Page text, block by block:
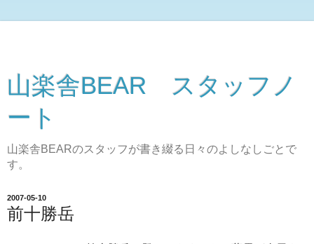
山楽舎BEAR スタッフノ
ート
山楽舎BEARのスタッフが書き綴る日々のよしなしごとで
す。
2007-05-10
前十勝岳